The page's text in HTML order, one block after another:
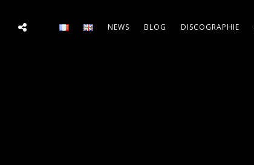
NEWS BLOG DISCOGRAPHIE